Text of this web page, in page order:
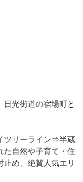
日光街道の宿場町と
ツリーライン⇒半蔵
た自然や子育て・住
め、絶賛人気エリ